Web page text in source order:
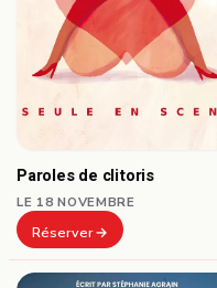
Paroles de clitoris
LE 18 NOVEMBRE
Réserver